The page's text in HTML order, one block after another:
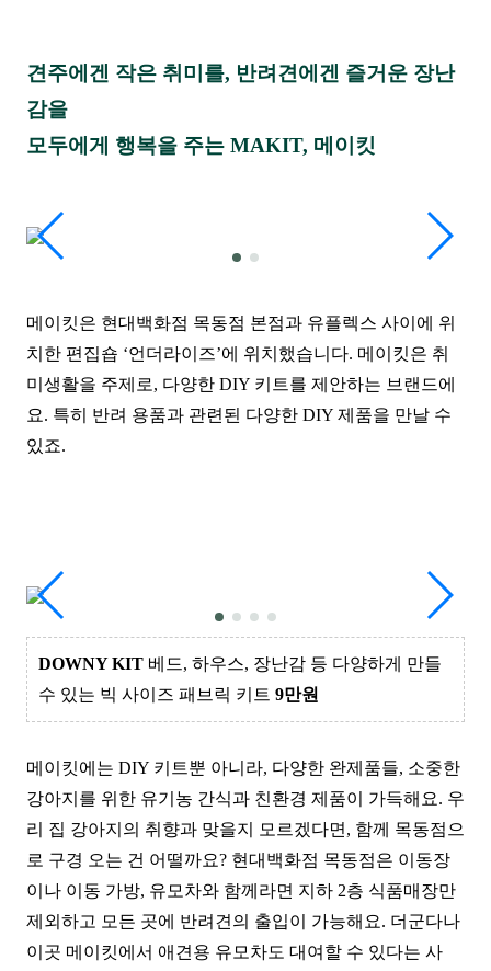
견주에겐 작은 취미를, 반려견에겐 즐거운 장난
감을
모두에게 행복을 주는 MAKIT, 메이킷
메이킷은 현대백화점 목동점 본점과 유플렉스 사이에 위
치한 편집숍 ‘언더라이즈’에 위치했습니다. 메이킷은 취
미생활을 주제로, 다양한 DIY 키트를 제안하는 브랜드에
요. 특히 반려 용품과 관련된 다양한 DIY 제품을 만날 수
있죠.
DOWNY KIT 베드, 하우스, 장난감 등 다양하게 만들
수 있는 빅 사이즈 패브릭 키트 9만원
메이킷에는 DIY 키트뿐 아니라, 다양한 완제품들, 소중한
강아지를 위한 유기농 간식과 친환경 제품이 가득해요. 우
리 집 강아지의 취향과 맞을지 모르겠다면, 함께 목동점으
로 구경 오는 건 어떨까요? 현대백화점 목동점은 이동장
이나 이동 가방, 유모차와 함께라면 지하 2층 식품매장만
제외하고 모든 곳에 반려견의 출입이 가능해요. 더군다나
이곳 메이킷에서 애견용 유모차도 대여할 수 있다는 사